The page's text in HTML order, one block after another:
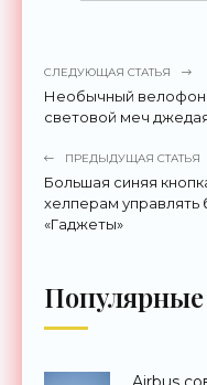
СЛЕДУЮЩАЯ СТАТЬЯ
Необычный
световой меч
ПРЕДЫДУЩАЯ СТАТЬЯ
Большая синяя
хелперам
«Гаджеты»
Популярные